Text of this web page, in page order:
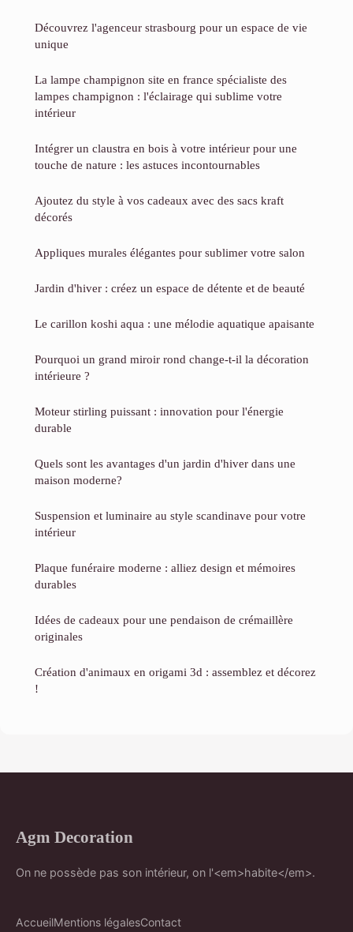
Découvrez l'agenceur strasbourg pour un espace de vie
unique
La lampe champignon site en france spécialiste des
lampes champignon : l'éclairage qui sublime votre
intérieur
Intégrer un claustra en bois à votre intérieur pour une
touche de nature : les astuces incontournables
Ajoutez du style à vos cadeaux avec des sacs kraft
décorés
Appliques murales élégantes pour sublimer votre salon
Jardin d'hiver : créez un espace de détente et de beauté
Le carillon koshi aqua : une mélodie aquatique apaisante
Pourquoi un grand miroir rond change-t-il la décoration
intérieure ?
Moteur stirling puissant : innovation pour l'énergie
durable
Quels sont les avantages d'un jardin d'hiver dans une
maison moderne?
Suspension et luminaire au style scandinave pour votre
intérieur
Plaque funéraire moderne : alliez design et mémoires
durables
Idées de cadeaux pour une pendaison de crémaillère
originales
Création d'animaux en origami 3d : assemblez et décorez
!
Agm Decoration
On ne possède pas son intérieur, on l'<em>habite</em>.
AccueilMentions légalesContact